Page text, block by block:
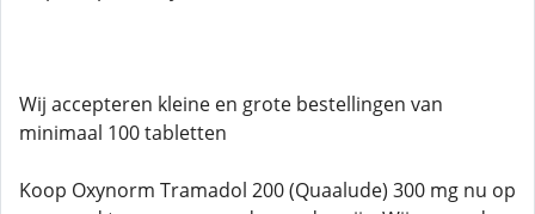
Wij accepteren kleine en grote bestellingen van
minimaal 100 tabletten
Koop Oxynorm Tramadol 200 (Quaalude) 300 mg nu op